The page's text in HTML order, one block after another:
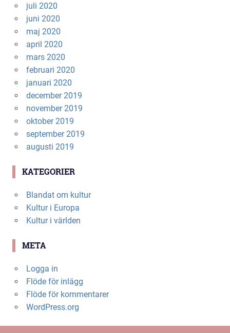
juli 2020
juni 2020
maj 2020
april 2020
mars 2020
februari 2020
januari 2020
december 2019
november 2019
oktober 2019
september 2019
augusti 2019
KATEGORIER
Blandat om kultur
Kultur i Europa
Kultur i världen
META
Logga in
Flöde för inlägg
Flöde för kommentarer
WordPress.org